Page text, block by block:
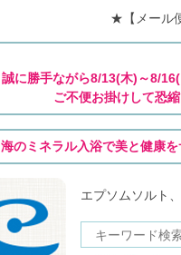
★【メール
誠に勝手ながら8/13(木)～8/
ご不便お掛けして恐
海のミネラル入浴で美と健康
エプソムソルト